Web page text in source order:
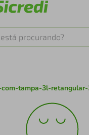
procurando?
tampa-3l-